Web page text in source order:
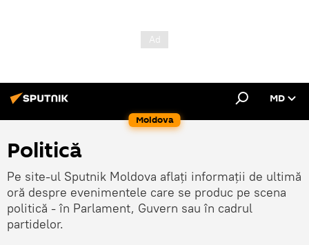
Moldova
MD
Politică
Pe site-ul Sputnik Moldova aflați informații de ultimă
oră despre evenimentele care se produc pe scena
politică - în Parlament, Guvern sau în cadrul
partidelor.